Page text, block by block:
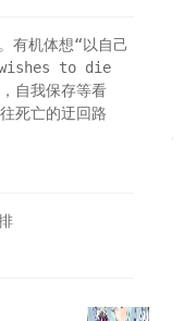
有机体想“以自己
wishes to die
我保存等看
死亡的迂回路
跑流量，端口扫